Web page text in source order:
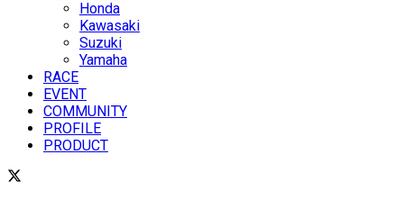
Honda
Kawasaki
Suzuki
Yamaha
RACE
EVENT
COMMUNITY
PROFILE
PRODUCT